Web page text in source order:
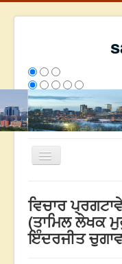
Toggle
ਰਚਨਾਵਾਂ
ਸਰੋਕਾਰ ਦੇ ਲੇਖਕ
ਵਿਚਾਰ
(ਤਾਮਿਲ ਲੇਖਕ
ਇੰਦਰਜੀਤ